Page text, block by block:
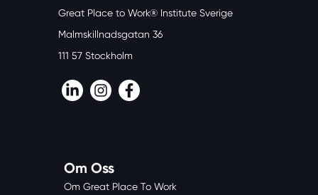
Great Place to Work® Institute Sverige
Malmskillnadsgatan 36
111 57 Stockholm
LinkedInInstagramFacebook
Om Oss
Om Great Place To Work